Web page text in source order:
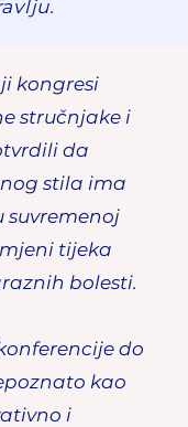
kongresi
stručnjake i
da
stila ima
suvremenoj
tijeka
bolesti.
do
kao
i